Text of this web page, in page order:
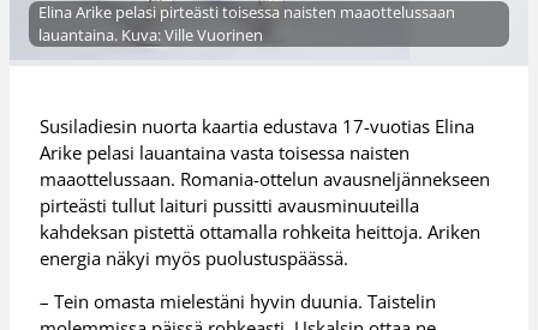
Elina Arike pelasi pirteästi toisessa naisten maaottelussaan
lauantaina. Kuva: Ville Vuorinen
Susiladiesin nuorta kaartia edustava 17-vuotias Elina
Arike pelasi lauantaina vasta toisessa naisten
maaottelussaan. Romania-ottelun avausneljännekseen
pirteästi tullut laituri pussitti avausminuuteilla
kahdeksan pistettä ottamalla rohkeita heittoja. Ariken
energia näkyi myös puolustuspäässä.
– Tein omasta mielestäni hyvin duunia. Taistelin